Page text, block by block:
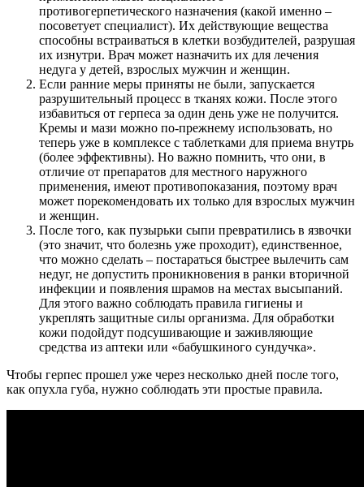
противогерпетического назначения (какой именно –
посоветует специалист). Их действующие вещества
способны встраиваться в клетки возбудителей, разрушая
их изнутри. Врач может назначить их для лечения
недуга у детей, взрослых мужчин и женщин.
Если ранние меры приняты не были, запускается
разрушительный процесс в тканях кожи. После этого
избавиться от герпеса за один день уже не получится.
Кремы и мази можно по-прежнему использовать, но
теперь уже в комплексе с таблетками для приема внутрь
(более эффективны). Но важно помнить, что они, в
отличие от препаратов для местного наружного
применения, имеют противопоказания, поэтому врач
может порекомендовать их только для взрослых мужчин
и женщин.
После того, как пузырьки сыпи превратились в язвочки
(это значит, что болезнь уже проходит), единственное,
что можно сделать – постараться быстрее вылечить сам
недуг, не допустить проникновения в ранки вторичной
инфекции и появления шрамов на местах высыпаний.
Для этого важно соблюдать правила гигиены и
укреплять защитные силы организма. Для обработки
кожи подойдут подсушивающие и заживляющие
средства из аптеки или «бабушкиного сундучка».
Чтобы герпес прошел уже через несколько дней после того,
как опухла губа, нужно соблюдать эти простые правила.